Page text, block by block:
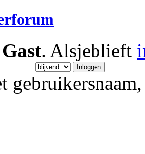
Gast. Alsjeblieft